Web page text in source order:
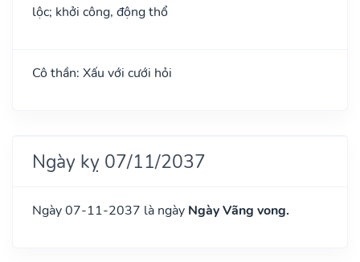
lộc; khởi công, động thổ
Cô thần: Xấu với cưới hỏi
Ngày kỵ 07/11/2037
Ngày 07-11-2037 là ngày Ngày Vãng vong.